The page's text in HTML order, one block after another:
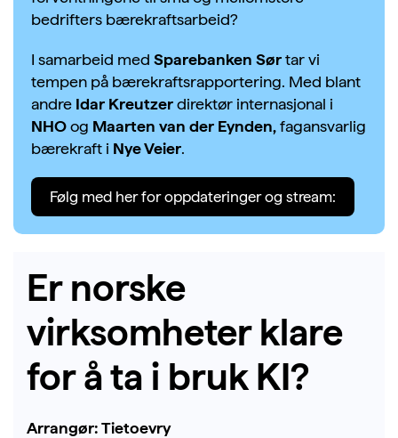
bedrifters bærekraftsarbeid?
I samarbeid med Sparebanken Sørtar vi
tempen på bærekraftsrapportering. Med blant
andre Idar Kreutzerdirektør internasjonal i
NHOog Maarten van der Eynden,fagansvarlig
bærekraft i Nye Veier.
Følg med her for oppdateringer og stream:
Er norske
virksomheter klare
for å ta i bruk KI?
Arrangør:Tietoevry